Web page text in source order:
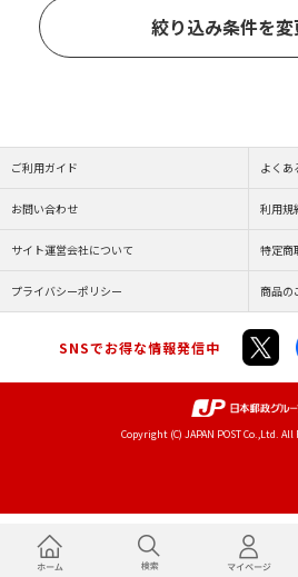
絞り込み条件を変
ご利用ガイド よくあ
お問い合わせ 利用規
サイト運営会社について 特定商
プライバシーポリシー 商品の
SNSでお得な情報発信中
Copyright (C) JAPAN POST Co.,Ltd.